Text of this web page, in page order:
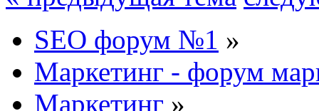
SEO форум №1 »
Маркетинг - форум
Маркетинг »